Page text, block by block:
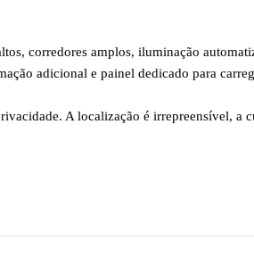
corredores amplos, iluminação
adicional e painel dedicado para
A localização é irrepreensível, a